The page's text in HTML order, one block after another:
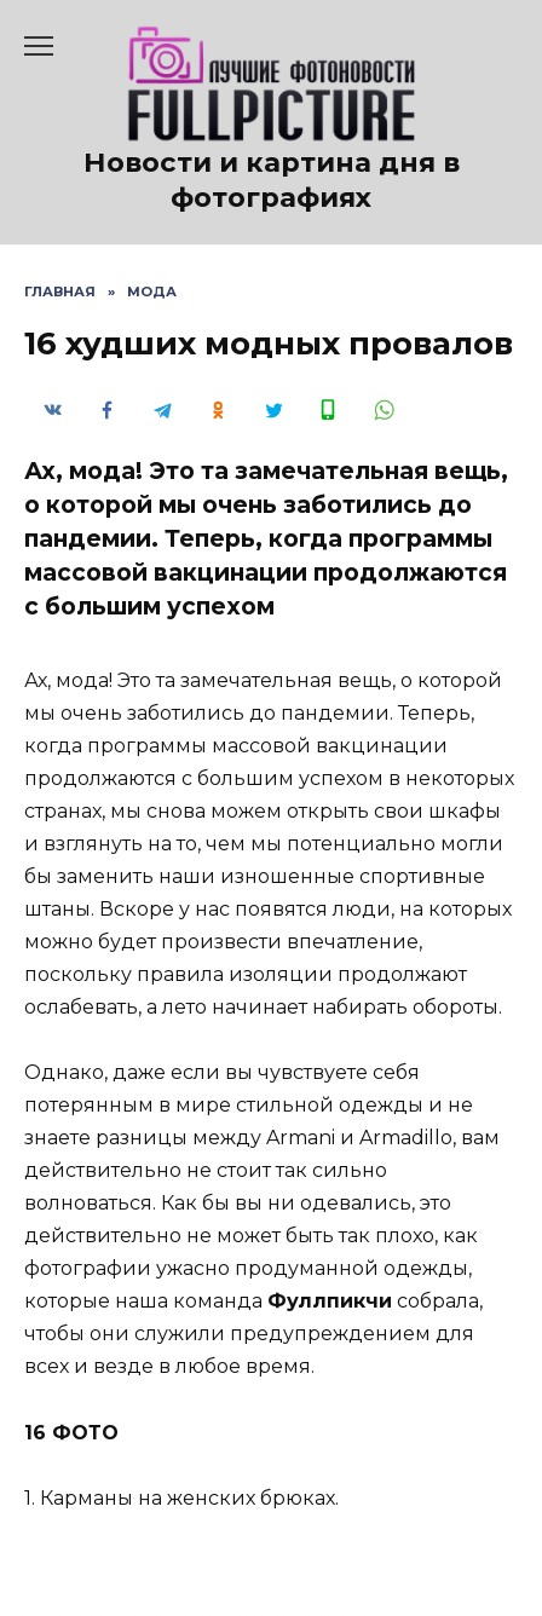
содержанию
Новости и картина дня в
фотографиях
ГЛАВНАЯ » МОДА
16 худших модных провалов
Ах, мода! Это та замечательная вещь,
о которой мы очень заботились до
пандемии. Теперь, когда программы
массовой вакцинации продолжаются
с большим успехом
Ах, мода! Это та замечательная вещь, о которой
мы очень заботились до пандемии. Теперь,
когда программы массовой вакцинации
продолжаются с большим успехом в некоторых
странах, мы снова можем открыть свои шкафы
и взглянуть на то, чем мы потенциально могли
бы заменить наши изношенные спортивные
штаны. Вскоре у нас появятся люди, на которых
можно будет произвести впечатление,
поскольку правила изоляции продолжают
ослабевать, а лето начинает набирать обороты.
Однако, даже если вы чувствуете себя
потерянным в мире стильной одежды и не
знаете разницы между Armani и Armadillo, вам
действительно не стоит так сильно
волноваться. Как бы вы ни одевались, это
действительно не может быть так плохо, как
фотографии ужасно продуманной одежды,
которые наша команда Фуллпикчи собрала,
чтобы они служили предупреждением для
всех и везде в любое время.
16 ФОТО
1. Карманы на женских брюках.